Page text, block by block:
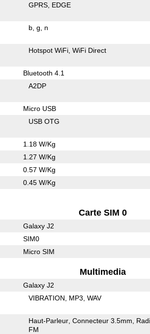
GPRS EDGE
b g n
Hotspot WiFi WiFi Direct
Bluetooth 4.1
A2DP
Micro USB
USB OTG
1.18 W/Kg
1.27 W/Kg
0.57 W/Kg
0.45 W/Kg
Carte SIM 0
Galaxy J2
SIM0
Micro SIM
Multimedia
Galaxy J2
VIBRATION MP3 WAV
Haut-Parleur Connecteur 3.5mm
FM